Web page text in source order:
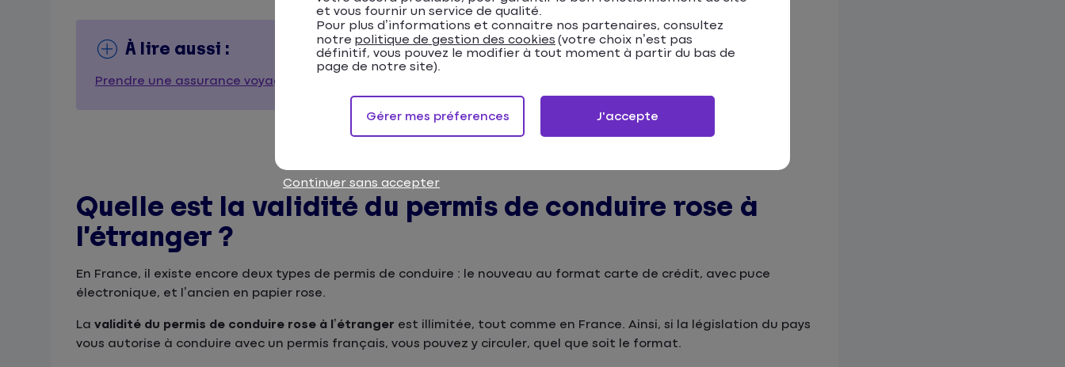
À lire aussi :
Prendre une assurance voyage : est-ce vraiment nécessaire ?
Quelle est la validité du permis de conduire rose à
l’étranger ?
En France, il existe encore deux types de permis de conduire : le nouveau au format carte de crédit, avec puce
électronique, et l’ancien en papier rose.
La validité du permis de conduire rose à l’étranger est illimitée, tout comme en France. Ainsi, si la législation du pays
vous autorise à conduire avec un permis français, vous pouvez y circuler, quel que soit le format.
et vous fournir un service de qualité.
Pour plus d’informations et connaitre nos partenaires, consultez
notre politique de gestion des cookies (votre choix n’est pas
définitif, vous pouvez le modifier à tout moment à partir du bas de
page de notre site).
Continuer sans accepter
Gérer mes préferences J'accepte